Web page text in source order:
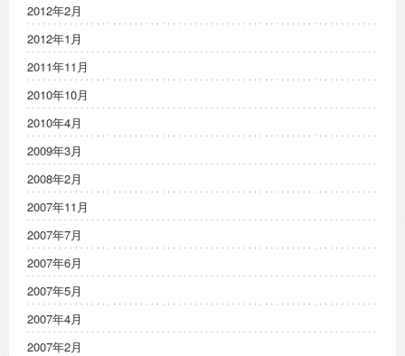
2012年2月
2012年1月
2011年11月
2010年10月
2010年4月
2009年3月
2008年2月
2007年11月
2007年7月
2007年6月
2007年5月
2007年4月
2007年2月